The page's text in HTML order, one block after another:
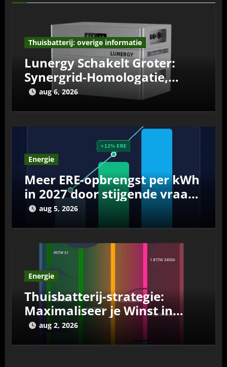
Thuisbatterij: overige informatie
Lunergy Schakelt Groter:
Synergrid-Homologatie,
Gratis BTW-Teruggaveservice
aug 6, 2026
Energie
Meer ERE-opbrengst per kWh
in 2027 door stijgende vraag
en schoner net
aug 5, 2026
Energie
Thuisbatterij-strategie:
Maximaliseer je Winst in
Lente en Zomer
aug 2, 2026